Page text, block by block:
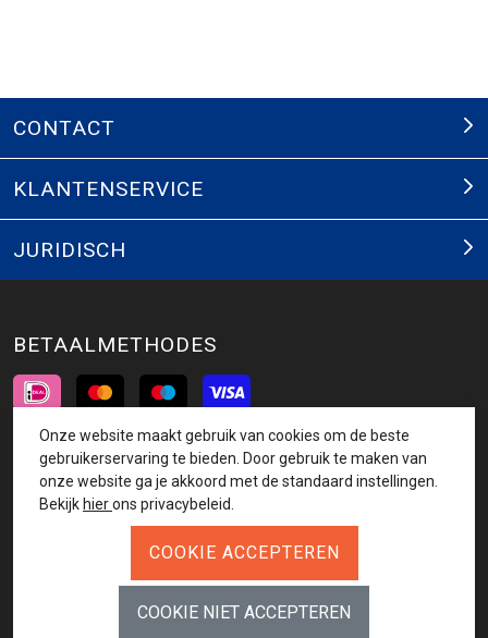
CONTACT
KLANTENSERVICE
JURIDISCH
BETAALMETHODES
INSCHRIJVEN NIEUWSBRIEF
Onze website maakt gebruik van cookies om de beste
gebruikerservaring te bieden. Door gebruik te maken van
onze website ga je akkoord met de standaard instellingen.
Bekijk hierons privacybeleid.